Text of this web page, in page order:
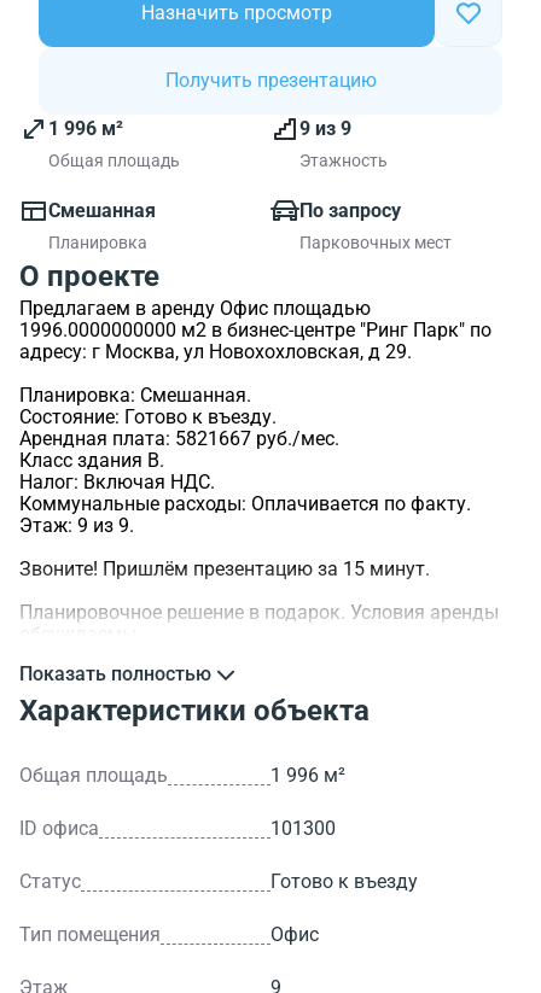
Назначить просмотр
Получить презентацию
1 996 м²
Общая площадь
9 из 9
Этажность
Смешанная
Планировка
По запросу
Парковочных мест
О проекте
Предлагаем в аренду Офис площадью
1996.0000000000 м2 в бизнес-центре "Ринг Парк" по
адресу: г Москва, ул Новохохловская, д 29.
Планировка: Смешанная.
Состояние: Готово к въезду.
Арендная плата: 5821667 руб./мес.
Класс здания B.
Налог: Включая НДС.
Коммунальные расходы: Оплачивается по факту.
Этаж: 9 из 9.
Звоните! Пришлём презентацию за 15 минут.
Планировочное решение в подарок. Условия аренды
обсуждаемы.
>ID объекта - 101300.
Показать полностью
Характеристики объекта
Общая площадь 1 996 м²
ID офиса 101300
Статус Готово к въезду
Тип помещения Офис
Этаж 9